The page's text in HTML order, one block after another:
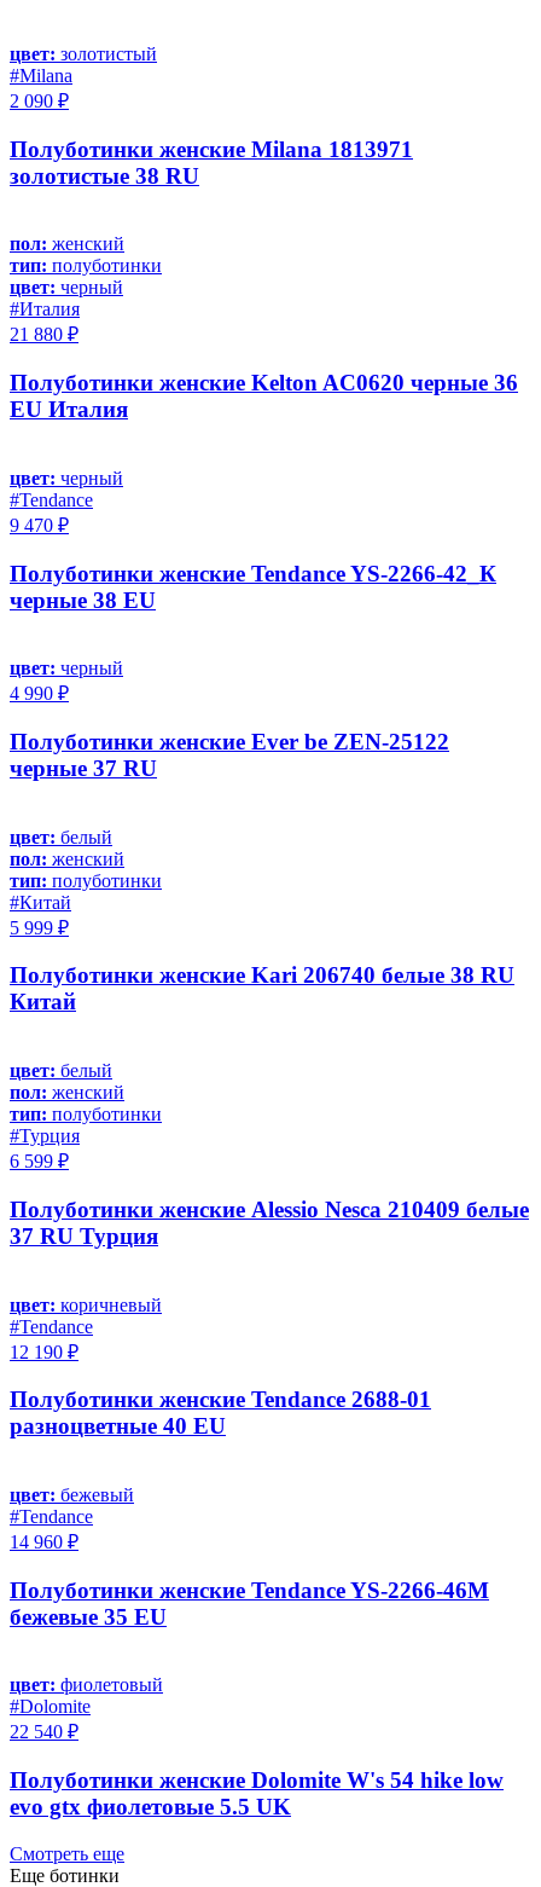
цвет: золотистый
#Milana
2 090 ₽
Полуботинки женские Milana 1813971
золотистые 38 RU
пол: женский
тип: полуботинки
цвет: черный
#Италия
21 880 ₽
Полуботинки женские Kelton AC0620 черные 36
EU Италия
цвет: черный
#Tendance
9 470 ₽
Полуботинки женские Tendance YS-2266-42_К
черные 38 EU
цвет: черный
4 990 ₽
Полуботинки женские Ever be ZEN-25122
черные 37 RU
цвет: белый
пол: женский
тип: полуботинки
#Китай
5 999 ₽
Полуботинки женские Kari 206740 белые 38 RU
Китай
цвет: белый
пол: женский
тип: полуботинки
#Турция
6 599 ₽
Полуботинки женские Alessio Nesca 210409 белые
37 RU Турция
цвет: коричневый
#Tendance
12 190 ₽
Полуботинки женские Tendance 2688-01
разноцветные 40 EU
цвет: бежевый
#Tendance
14 960 ₽
Полуботинки женские Tendance YS-2266-46M
бежевые 35 EU
цвет: фиолетовый
#Dolomite
22 540 ₽
Полуботинки женские Dolomite W's 54 hike low
evo gtx фиолетовые 5.5 UK
Смотреть еще
Еще ботинки